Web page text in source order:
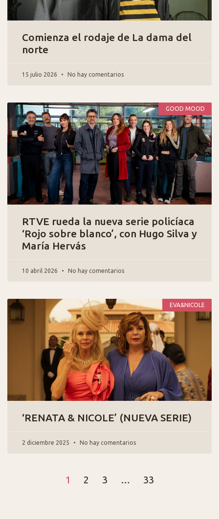
Comienza el rodaje de La dama del
norte
15 julio 2026 No hay comentarios
GOOD MOOD
RTVE rueda la nueva serie policíaca
‘Rojo sobre blanco’, con Hugo Silva y
María Hervás
10 abril 2026 No hay comentarios
EVA&NICOLE
‘RENATA & NICOLE’ (NUEVA SERIE)
2 diciembre 2025 No hay comentarios
1 2 3 … 33